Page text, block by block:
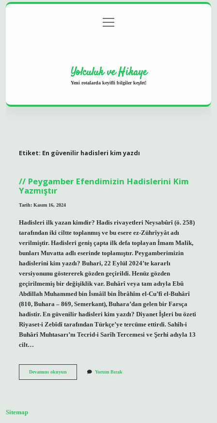
Gizlilik Politikası
menüyü
aç
Yolculuk ve Hikaye
Yeni rotalarda keyifli bilgiler keşfet!
Etiket: En güvenilir hadisleri kim yazdı
Peygamber Efendimizin Hadislerini Kim
Yazmıştır
Tarih: Kasım 16, 2024
Hadisleri ilk yazan kimdir? Hadis rivayetleri Neysabûrî (ö. 258)
tarafından iki ciltte toplanmış ve bu esere ez-Zührîyyât adı
verilmiştir. Hadisleri geniş çapta ilk defa toplayan İmam Malik,
bunları Muvatta adlı eserinde toplamıştır. Peygamberimizin
hadislerini kim yazdı? Buhari, 22 Eylül 2024’te kararlı
versiyonunu göstererek gözden geçirildi. Henüz gözden
geçirilmemiş bir değişiklik var. Buhârî veya tam adıyla Ebû
Abdillah Muhammed bin İsmâîl bin İbrâhîm el-Cu’fî el-Buhârî
(810, Buhara – 869, Semerkant), Buhara’dan gelen bir Farsça
hadistir. En güvenilir hadisleri kim yazdı? Diyanet İşleri bu özeti
Riyaset-i Zebîdî tarafından Türkçe’ye tercüme ettirdi. Sahîh-i
Buhârî Muhtasarı’nı Tecrid-i Sarîh Tercemesi ve Şerhi adıyla 13
cilt…
Devamını okuyunPeygamber
Yorum Bırak
Sitemap